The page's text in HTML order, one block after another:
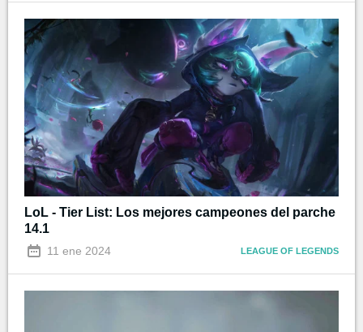
LoL - Tier List: Los mejores campeones del parche
14.1
11 ene 2024 LEAGUE OF LEGENDS